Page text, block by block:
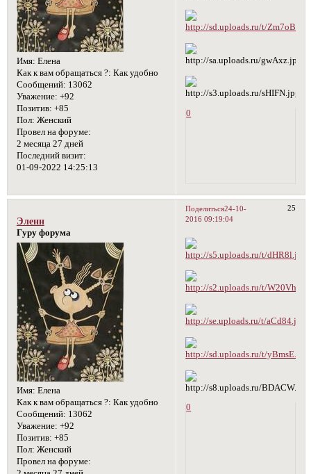
Имя: Елена
Как к вам обращаться ?: Как удобно
Сообщений: 13062
Уважение: +92
Позитив: +85
Пол: Женский
Провел на форуме:
2 месяца 27 дней
Последний визит:
01-09-2022 14:25:13
0
Поделиться 25
24-10-
2016 09:19:04
Эленн
Гуру форума
Имя: Елена
Как к вам обращаться ?: Как удобно
Сообщений: 13062
Уважение: +92
Позитив: +85
Пол: Женский
Провел на форуме:
0